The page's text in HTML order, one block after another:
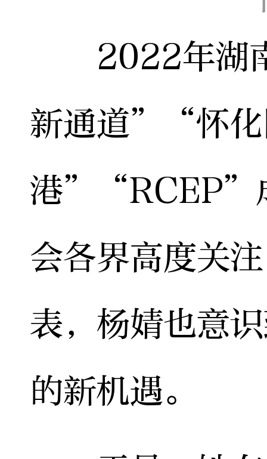
2022年湖南
新通道”“怀化
港”“RCEP”
会各界高度关
表，杨婧也意
的新机遇。